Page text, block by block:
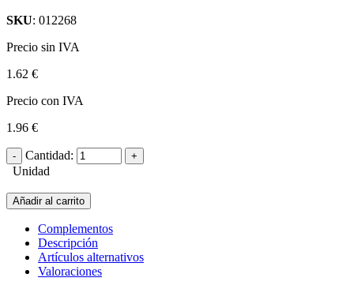
SKU: 012268
Precio sin IVA
1.62 €
Precio con IVA
1.96 €
Cantidad:
Unidad
Añadir al carrito
Complementos
Descripción
Artículos alternativos
Valoraciones